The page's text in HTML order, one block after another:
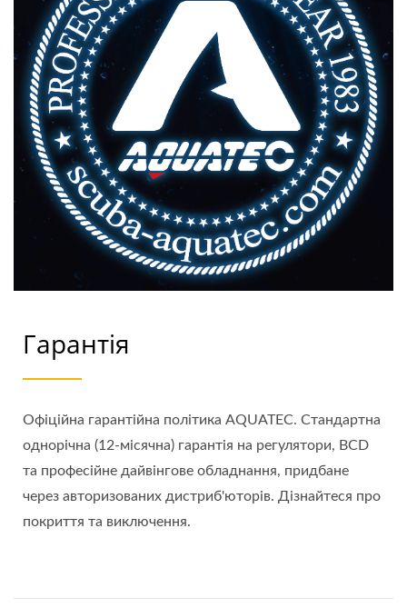
Гарантія
Офіційна гарантійна політика AQUATEC. Стандартна
однорічна (12-місячна) гарантія на регулятори, BCD
та професійне дайвінгове обладнання, придбане
через авторизованих дистриб'юторів. Дізнайтеся про
покриття та виключення.